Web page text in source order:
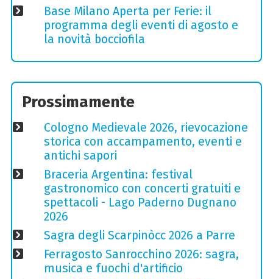
Base Milano Aperta per Ferie: il
programma degli eventi di agosto e
la novità bocciofila
Prossimamente
Cologno Medievale 2026, rievocazione
storica con accampamento, eventi e
antichi sapori
Braceria Argentina: festival
gastronomico con concerti gratuiti e
spettacoli - Lago Paderno Dugnano
2026
Sagra degli Scarpinòcc 2026 a Parre
Ferragosto Sanrocchino 2026: sagra,
musica e fuochi d'artificio